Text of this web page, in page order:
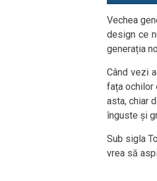
Vechea
design ce
generația
Când vezi
fața ochilor
asta, chiar
înguste și
Sub sigla
vrea să